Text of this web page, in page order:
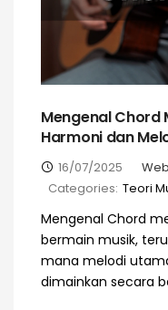
Mengenal Chord
Harmoni dan
16/07/2025
Categories: Teori
Mengenal Chord
bermain musik,
mana melodi
dimainkan secara